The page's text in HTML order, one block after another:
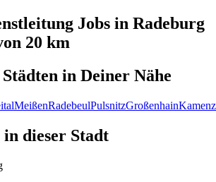
Jobs in Radeburg
20 km
Städten in Deiner Nähe
MeißenRadebeulPulsnitzGroßenhainKamenz
in dieser Stadt